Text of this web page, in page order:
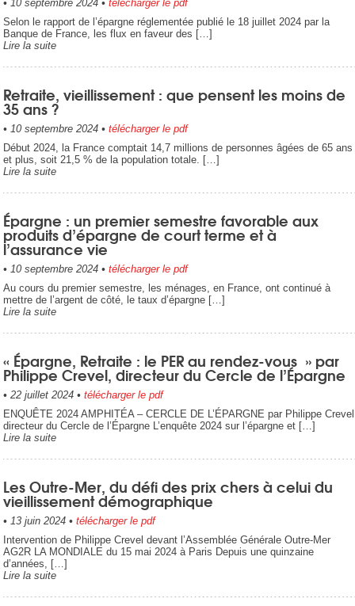
• 10 septembre 2024• télécharger le pdf
Selon le rapport de l’épargne réglementée publié le 18 juillet 2024 par la
Banque de France, les flux en faveur des […]
Lire la suite
Retraite, vieillissement : que pensent les moins de
35 ans ?
• 10 septembre 2024• télécharger le pdf
Début 2024, la France comptait 14,7 millions de personnes âgées de 65 ans
et plus, soit 21,5 % de la population totale. […]
Lire la suite
Épargne : un premier semestre favorable aux
produits d’épargne de court terme et à
l’assurance vie
• 10 septembre 2024• télécharger le pdf
Au cours du premier semestre, les ménages, en France, ont continué à
mettre de l’argent de côté, le taux d’épargne […]
Lire la suite
« Épargne, Retraite : le PER au rendez-vous » par
Philippe Crevel, directeur du Cercle de l’Épargne
• 22 juillet 2024• télécharger le pdf
ENQUÊTE 2024 AMPHITÉA – CERCLE DE L’ÉPARGNE par Philippe Crevel
directeur du Cercle de l’Épargne L’enquête 2024 sur l’épargne et […]
Lire la suite
Les Outre-Mer, du défi des prix chers à celui du
vieillissement démographique
• 13 juin 2024• télécharger le pdf
Intervention de Philippe Crevel devant l’Assemblée Générale Outre-Mer
AG2R LA MONDIALE du 15 mai 2024 à Paris Depuis une quinzaine
d’années, […]
Lire la suite